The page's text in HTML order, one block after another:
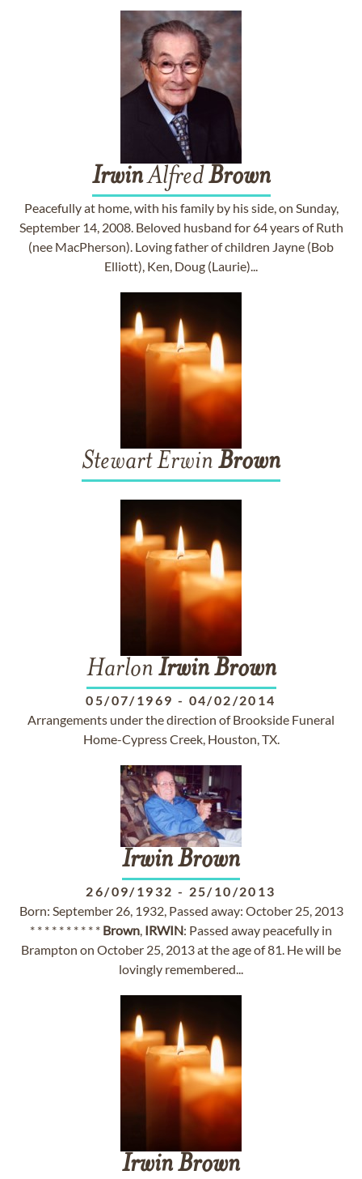
IrwinAlfredBrown
Peacefully at home, with his family by his side, on Sunday,
September 14, 2008. Beloved husband for 64 years of Ruth
(nee MacPherson). Loving father of children Jayne (Bob
Elliott), Ken, Doug (Laurie)...
Stewart Erwin Brown
Harlon Irwin Brown
05/07/1969 - 04/02/2014
Arrangements under the direction of Brookside Funeral
Home-Cypress Creek, Houston, TX.
IrwinBrown
26/09/1932 - 25/10/2013
Born: September 26, 1932, Passed away: October 25, 2013
* * * * * * * * * * Brown, IRWIN: Passed away peacefully in
Brampton on October 25, 2013 at the age of 81. He will be
lovingly remembered...
IrwinBrown